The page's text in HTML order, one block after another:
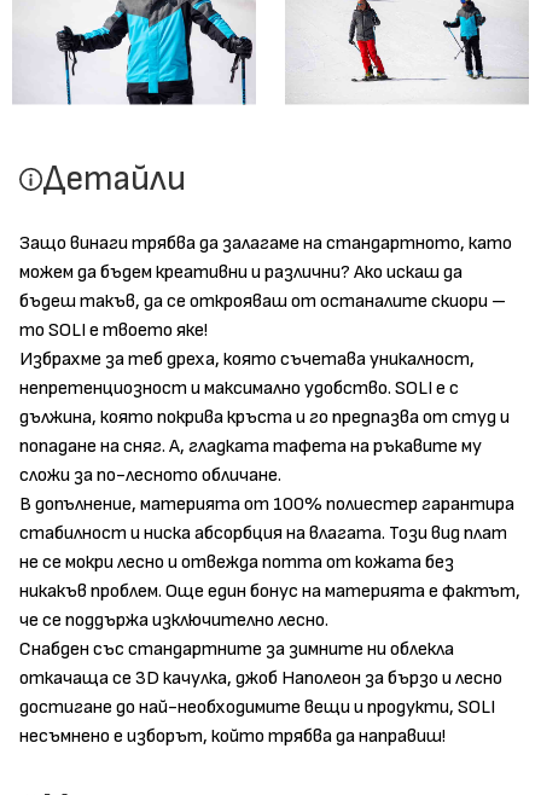
Детайли
Защо винаги трябва да залагаме на стандартното, като
можем да бъдем креативни и различни? Ако искаш да
бъдеш такъв, да се открояваш от останалите скиори –
то SOLI е твоето яке!
Избрахме за теб дреха, която съчетава уникалност,
непретенциозност и максимално удобство. SOLI е с
дължина, която покрива кръста и го предпазва от студ и
попадане на сняг. А, гладката тафета на ръкавите му
сложи за по-лесното обличане.
В допълнение, материята от 100% полиестер гарантира
стабилност и ниска абсорбция на влагата. Този вид плат
не се мокри лесно и отвежда потта от кожата без
никакъв проблем. Още един бонус на материята е фактът,
че се поддържа изключително лесно.
Снабден със стандартните за зимните ни облекла
откачаща се 3D качулка, джоб Наполеон за бързо и лесно
достигане до най-необходимите вещи и продукти, SOLI
несъмнено е изборът, който трябва да направиш!